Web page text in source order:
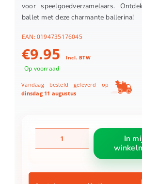
voor speelgoedverzamelaars.
ballet met deze charmante ballerina!
EAN:0194735176045
€9.95 Incl. BTW
Op voorraad
Vandaag besteld geleverd op
dinsdag 11 augustus
Pop
Assorti
In